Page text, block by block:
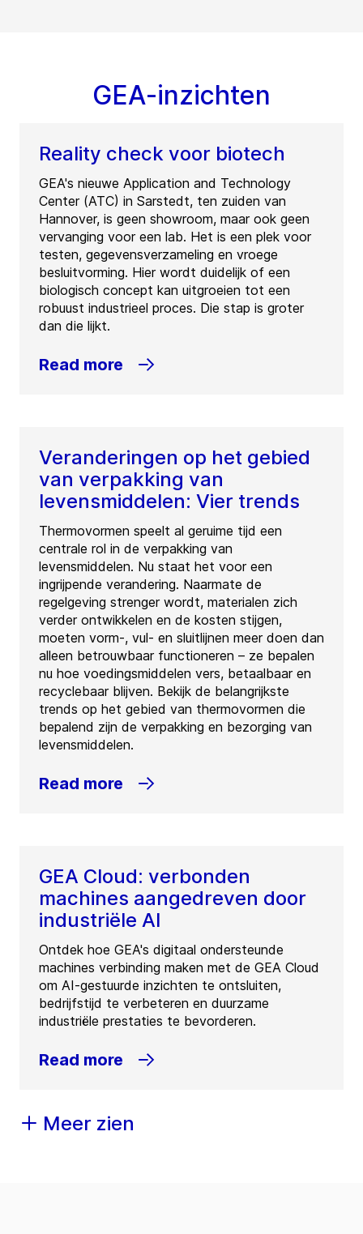
GEA-inzichten
Reality check voor biotech
GEA's nieuwe Application and Technology
Center (ATC) in Sarstedt, ten zuiden van
Hannover, is geen showroom, maar ook geen
vervanging voor een lab. Het is een plek voor
testen, gegevensverzameling en vroege
besluitvorming. Hier wordt duidelijk of een
biologisch concept kan uitgroeien tot een
robuust industrieel proces. Die stap is groter
dan die lijkt.
Read more
Veranderingen op het gebied
van verpakking van
levensmiddelen: Vier trends
Thermovormen speelt al geruime tijd een
centrale rol in de verpakking van
levensmiddelen. Nu staat het voor een
ingrijpende verandering. Naarmate de
regelgeving strenger wordt, materialen zich
verder ontwikkelen en de kosten stijgen,
moeten vorm-, vul- en sluitlijnen meer doen dan
alleen betrouwbaar functioneren – ze bepalen
nu hoe voedingsmiddelen vers, betaalbaar en
recyclebaar blijven. Bekijk de belangrijkste
trends op het gebied van thermovormen die
bepalend zijn de verpakking en bezorging van
levensmiddelen.
Read more
GEA Cloud: verbonden
machines aangedreven door
industriële AI
Ontdek hoe GEA's digitaal ondersteunde
machines verbinding maken met de GEA Cloud
om AI-gestuurde inzichten te ontsluiten,
bedrijfstijd te verbeteren en duurzame
industriële prestaties te bevorderen.
Read more
Meer zien